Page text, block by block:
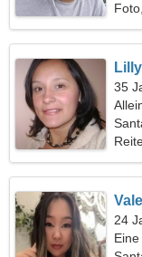
35
24